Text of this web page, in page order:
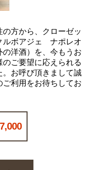
方から、クローゼッ
ルボアジェ ナポレオ
洋酒）を、今もうお
ご要望に応えられる
。お呼び頂きまして誠
利用をお待ちしてお